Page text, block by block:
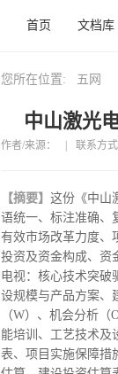
首页 文档库
您所在位置: 五网
中山激光
作者/来源： 联系方式
【摘要】 这份《中山
语统一、标注准确、
有效市场改革力度、
投资及资金构成、资
电视：核心技术突破
设规模与产品方案、
（W）、机会分析
能培训、工艺技术及
表、项目实施保障措